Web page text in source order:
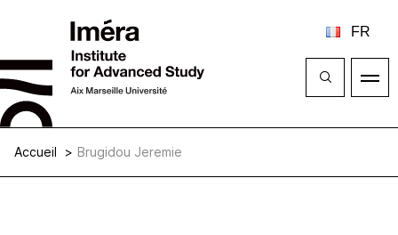
Ouvrir
le
Accueil Brugidou Jeremie